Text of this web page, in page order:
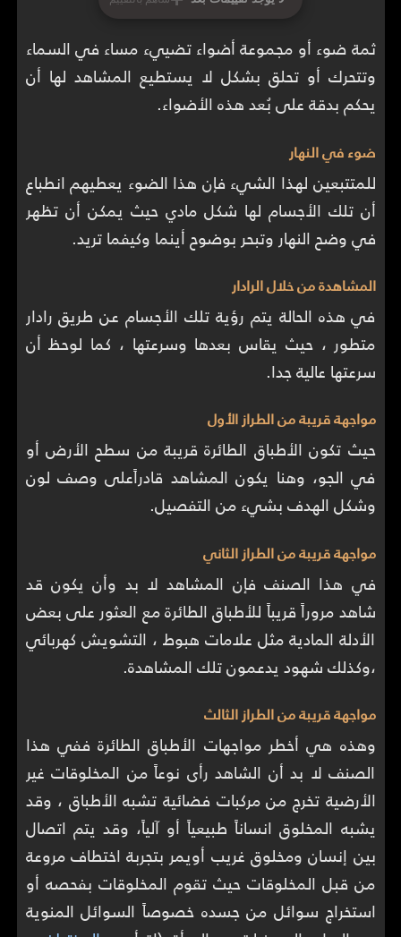
ثمة ضوء أو مجموعة أضواء تضييء مساء في السماء
وتتحرك أو تحلق بشكل لا يستطيع المشاهد لها أن
يحكم بدقة على بُعد هذه الأضواء.
ضوء في النهار
للمتتبعين لهذا الشيء فإن هذا الضوء يعطيهم انطباع
أن تلك الأجسام لها شكل مادي حيث يمكن أن تظهر
في وضح النهار وتبحر بوضوح أينما وكيفما تريد.
المشاهدة من خلال الرادار
في هذه الحالة يتم رؤية تلك الأجسام عن طريق رادار
متطور ، حيث يقاس بعدها وسرعتها ، كما لوحظ أن
سرعتها عالية جدا.
مواجهة قريبة من الطراز الأول
حيث تكون الأطباق الطائرة قريبة من سطح الأرض أو
في الجو، وهنا يكون المشاهد قادراًعلى وصف لون
وشكل الهدف بشيء من التفصيل.
مواجهة قريبة من الطراز الثاني
في هذا الصنف فإن المشاهد لا بد وأن يكون قد
شاهد مروراً قريباً للأطباق الطائرة مع العثور على بعض
الأدلة المادية مثل علامات هبوط ، التشويش كهربائي
،وكذلك شهود يدعمون تلك المشاهدة.
مواجهة قريبة من الطراز الثالث
وهذه هي أخطر مواجهات الأطباق الطائرة ففي هذا
الصنف لا بد أن الشاهد رأى نوعاً من المخلوقات غير
الأرضية تخرج من مركبات فضائية تشبه الأطباق ، وقد
يشبه المخلوق انساناً طبيعياً أو آلياً، وقد يتم اتصال
بين إنسان ومخلوق غريب أويمر بتجربة اختطاف مروعة
من قبل المخلوقات حيث تقوم المخلوقات بفحصه أو
استخراج سوائل من جسده خصوصاً السوائل المنوية